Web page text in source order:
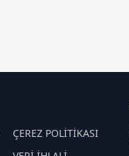
ÇEREZ POLİTİKASI